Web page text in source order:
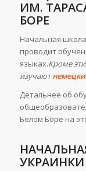
ИМ.
БОРЕ
Начальная
проводит
языках.Кроме
изучают
Детальнее об
Белом Боре на